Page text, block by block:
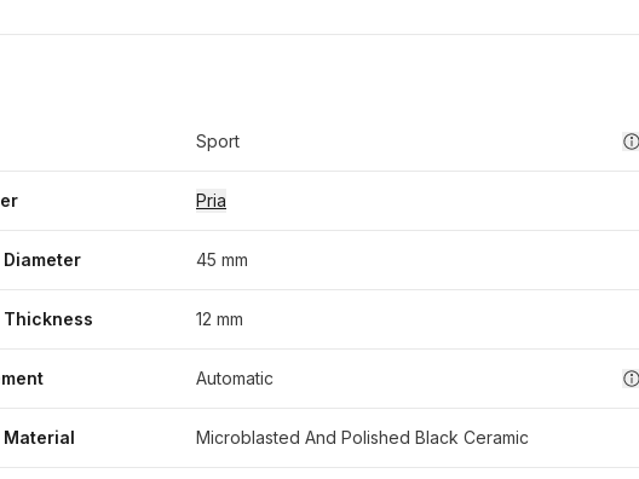
Sport
Pria
Diameter 45 mm
Thickness 12 mm
Automatic
Material Microblasted And Polished Black Ceramic